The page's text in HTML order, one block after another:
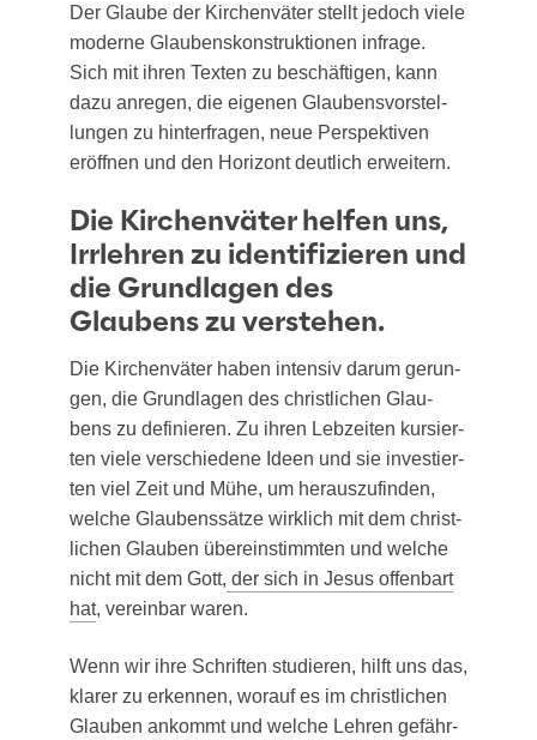
Der Glau­be der Kir­chen­vä­ter stellt jedoch vie­le
moder­ne Glau­bens­kon­struk­tio­nen infra­ge.
Sich mit ihren Tex­ten zu beschäf­ti­gen, kann
dazu anre­gen, die eige­nen Glau­bens­vor­stel­
lun­gen zu hin­ter­fra­gen, neue Per­spek­ti­ven
eröff­nen und den Hori­zont deut­lich erweitern.
Die Kirchenväter helfen uns,
Irrlehren zu identifizieren und
die Grundlagen des
Glaubens zu verstehen.
Die Kir­chen­vä­ter haben inten­siv dar­um gerun­
gen, die Grund­la­gen des christ­li­chen Glau­
bens zu defi­nie­ren. Zu ihren Leb­zei­ten kur­sier­
ten vie­le ver­schie­de­ne Ideen und sie inves­tier­
ten viel Zeit und Mühe, um her­aus­zu­fin­den,
wel­che Glau­bens­sät­ze wirk­lich mit dem christ­
li­chen Glau­ben über­ein­stimm­ten und wel­che
nicht mit dem Gott, der sich in Jesus offen­bart
hat, ver­ein­bar waren.
Wenn wir ihre Schrif­ten stu­die­ren, hilft uns das,
kla­rer zu erken­nen, wor­auf es im christ­li­chen
Glau­ben ankommt und wel­che Leh­ren gefähr­